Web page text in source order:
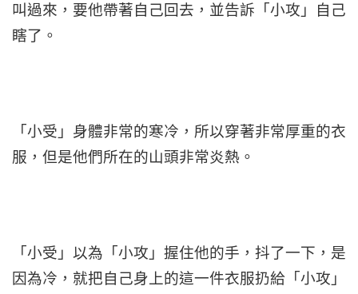
叫過來，要他帶著自己回去，並告訴「小攻」自己
瞎了。
「小受」身體非常的寒冷，所以穿著非常厚重的衣
服，但是他們所在的山頭非常炎熱。
「小受」以為「小攻」握住他的手，抖了一下，是
因為冷，就把自己身上的這一件衣服扔給「小攻」